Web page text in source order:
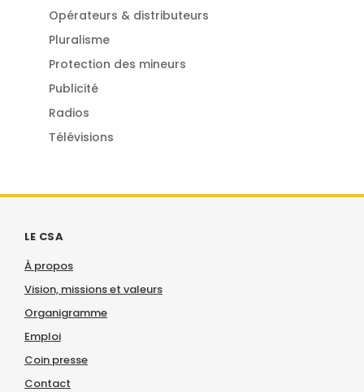
Opérateurs & distributeurs
Pluralisme
Protection des mineurs
Publicité
Radios
Télévisions
LE CSA
À propos
Vision, missions et valeurs
Organigramme
Emploi
Coin presse
Contact